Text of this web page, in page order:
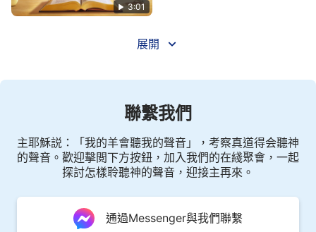
神，就因為人總是鬼迷心竅，不能為神而做，而總是
為肉體奔波忙碌，最終也没有什麽收穫，所以自己總
體的敗壞嗎？你不應只玩嘴皮糊弄神，得有點實際的
的肉體活着，争名奪利能得着什麽呢？
——《話・卷一 神的顯現與作工・你既信神就應為真理而
活》
3:01
展開
聯繫我們
主耶穌説：「我的羊會聽我的聲音」，考察真道得会聽神
的聲音。歡迎擊閲下方按鈕，加入我們的在綫聚會，一起
探討怎樣聆聽神的聲音，迎接主再來。
通過Messenger與我們聯繫